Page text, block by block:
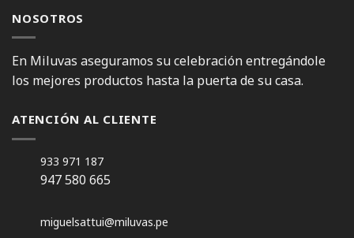
NOSOTROS
En Miluvas aseguramos su celebración entregándole
los mejores productos hasta la puerta de su casa.
ATENCIÓN AL CLIENTE
933 971 187
947 580 665
miguelsattui@miluvas.pe